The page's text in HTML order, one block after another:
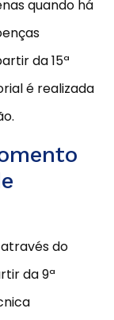
quando há
da 15ª
é realizada
do
da 9ª